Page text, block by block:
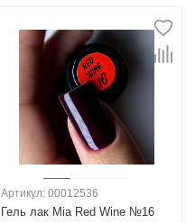
Артикул: 00012536
Гель лак Mia Red Wine №16